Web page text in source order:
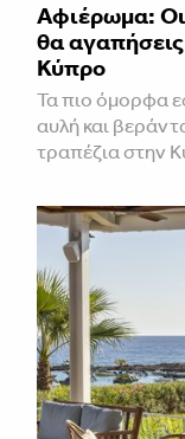
Αφιέρωμα:
θα
Κύπρο
Τα πιο όμορφα
αυλή και
τραπέζια στην